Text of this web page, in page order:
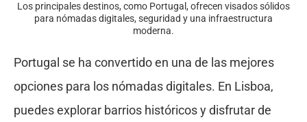
Los principales destinos, como Portugal, ofrecen visados sólidos
para nómadas digitales, seguridad y una infraestructura
moderna.
Portugal se ha convertido en una de las mejores
opciones para los nómadas digitales. En Lisboa,
puedes explorar barrios históricos y disfrutar de